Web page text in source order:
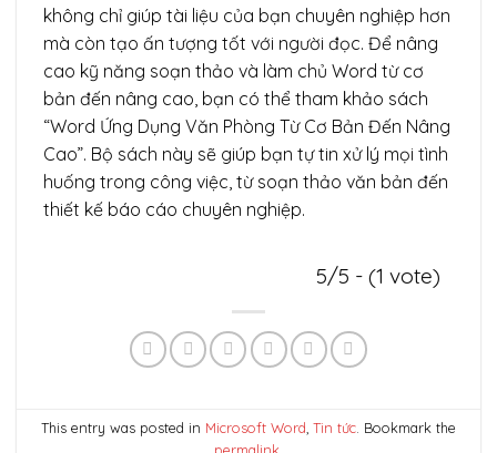
không chỉ giúp tài liệu của bạn chuyên nghiệp hơn
mà còn tạo ấn tượng tốt với người đọc. Để nâng
cao kỹ năng soạn thảo và làm chủ Word từ cơ
bản đến nâng cao, bạn có thể tham khảo sách
“Word Ứng Dụng Văn Phòng Từ Cơ Bản Đến Nâng
Cao”. Bộ sách này sẽ giúp bạn tự tin xử lý mọi tình
huống trong công việc, từ soạn thảo văn bản đến
thiết kế báo cáo chuyên nghiệp.
5/5 - (1 vote)
This entry was posted in Microsoft Word, Tin tức. Bookmark the